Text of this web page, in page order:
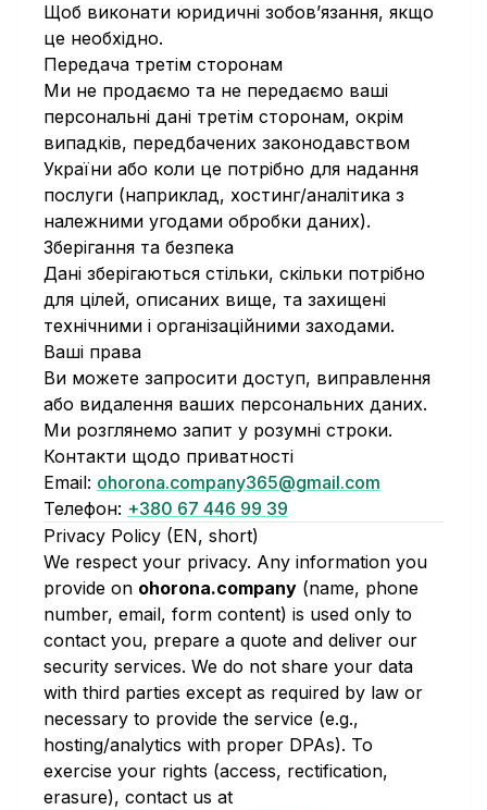
Щоб виконати юридичні зобов’язання, якщо
це необхідно.
Передача третім сторонам
Ми не продаємо та не передаємо ваші
персональні дані третім сторонам, окрім
випадків, передбачених законодавством
України або коли це потрібно для надання
послуги (наприклад, хостинг/аналітика з
належними угодами обробки даних).
Зберігання та безпека
Дані зберігаються стільки, скільки потрібно
для цілей, описаних вище, та захищені
технічними і організаційними заходами.
Ваші права
Ви можете запросити доступ, виправлення
або видалення ваших персональних даних.
Ми розглянемо запит у розумні строки.
Контакти щодо приватності
Email: ohorona.company365@gmail.com
Телефон: +380 67 446 99 39
Privacy Policy (EN, short)
We respect your privacy. Any information you
provide on ohorona.company (name, phone
number, email, form content) is used only to
contact you, prepare a quote and deliver our
security services. We do not share your data
with third parties except as required by law or
necessary to provide the service (e.g.,
hosting/analytics with proper DPAs). To
exercise your rights (access, rectification,
erasure), contact us at